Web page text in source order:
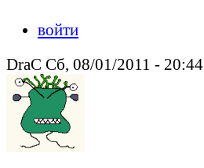
войти
DraC Сб, 08/01/2011 - 20:44